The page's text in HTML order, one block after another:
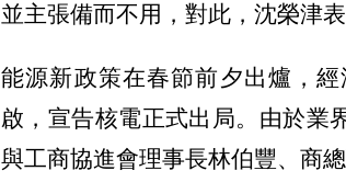
並主張備而不用，對此，沈榮津
能源新政策在春節前夕出爐，
啟，宣告核電正式出局。由於業
與工商協進會理事長林伯豐、商